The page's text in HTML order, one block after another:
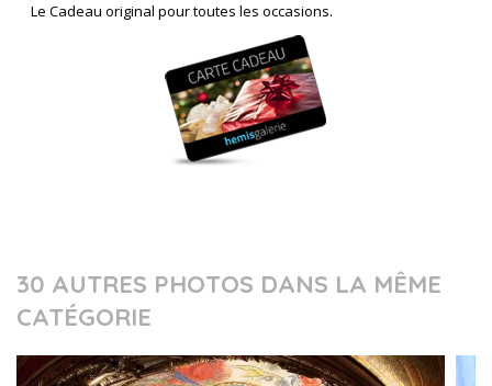
Le Cadeau original pour toutes les occasions.
30 AUTRES PHOTOS DANS LA MÊME
CATÉGORIE